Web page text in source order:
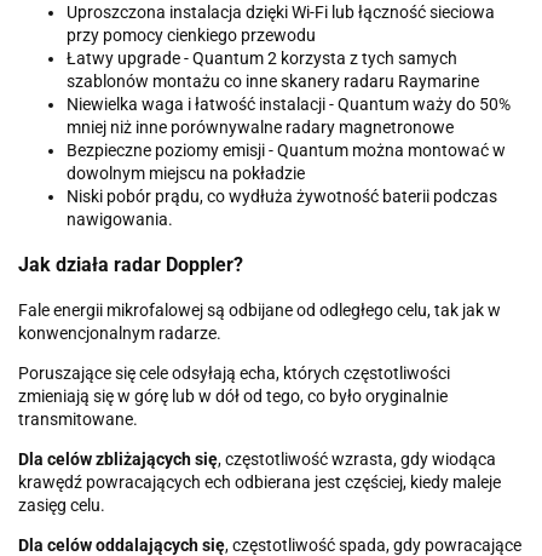
Uproszczona instalacja dzięki Wi-Fi lub łączność sieciowa
przy pomocy cienkiego przewodu
Łatwy upgrade - Quantum 2 korzysta z tych samych
szablonów montażu co inne skanery radaru Raymarine
Niewielka waga i łatwość instalacji - Quantum waży do 50%
mniej niż inne porównywalne radary magnetronowe
Bezpieczne poziomy emisji - Quantum można montować w
dowolnym miejscu na pokładzie
Niski pobór prądu, co wydłuża żywotność baterii podczas
nawigowania.
Jak działa radar Doppler?
Fale energii mikrofalowej są odbijane od odległego celu, tak jak w
konwencjonalnym radarze.
Poruszające się cele odsyłają echa, których częstotliwości
zmieniają się w górę lub w dół od tego, co było oryginalnie
transmitowane.
Dla celów zbliżających się, częstotliwość wzrasta, gdy wiodąca
krawędź powracających ech odbierana jest częściej, kiedy maleje
zasięg celu.
Dla celów oddalających się, częstotliwość spada, gdy powracające